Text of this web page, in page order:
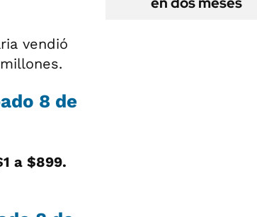
vendió
8 de
a $899.